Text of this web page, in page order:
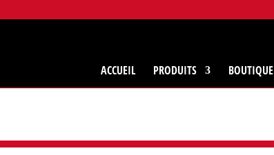
ACCUEIL PRODUITS BOUTIQUE